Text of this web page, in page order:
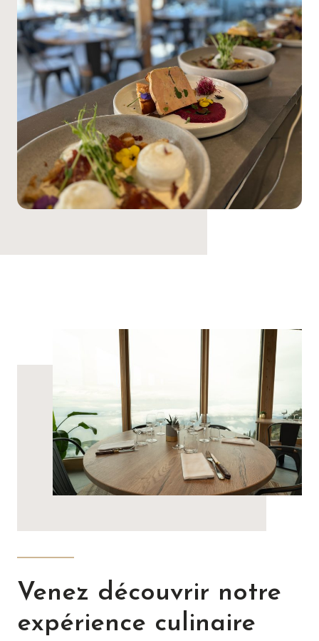
Venez découvrir notre
expérience culinaire